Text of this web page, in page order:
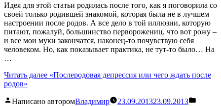
Идея для этой статьи родилась после того, как я поговорила со
своей только родившей знакомой, которая была не в лучшем
настроении после родов. А все дело в той иллюзии, которую
питают, пожалуй, большинство перворожениц, что вот рожу –
и все мои муки закончатся, наконец-то почувствую себя
человеком. Но, как показывает практика, не тут-то было… На
…
Читать далее «Послеродовая депрессия или чего ждать после
родов»
Написано авторомВладимир 23.09.201323.09.2013